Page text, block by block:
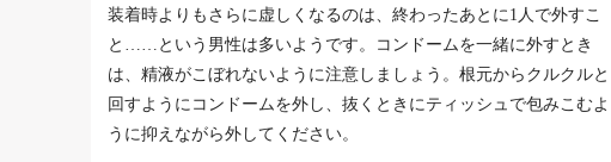
装着時よりもさらに虚しくなるのは、終わったあとに1人で外すこ
と……という男性は多いようです。コンドームを一緒に外すとき
は、精液がこぼれないように注意しましょう。根元からクルクルと
回すようにコンドームを外し、抜くときにティッシュで包みこむよ
うに抑えながら外してください。